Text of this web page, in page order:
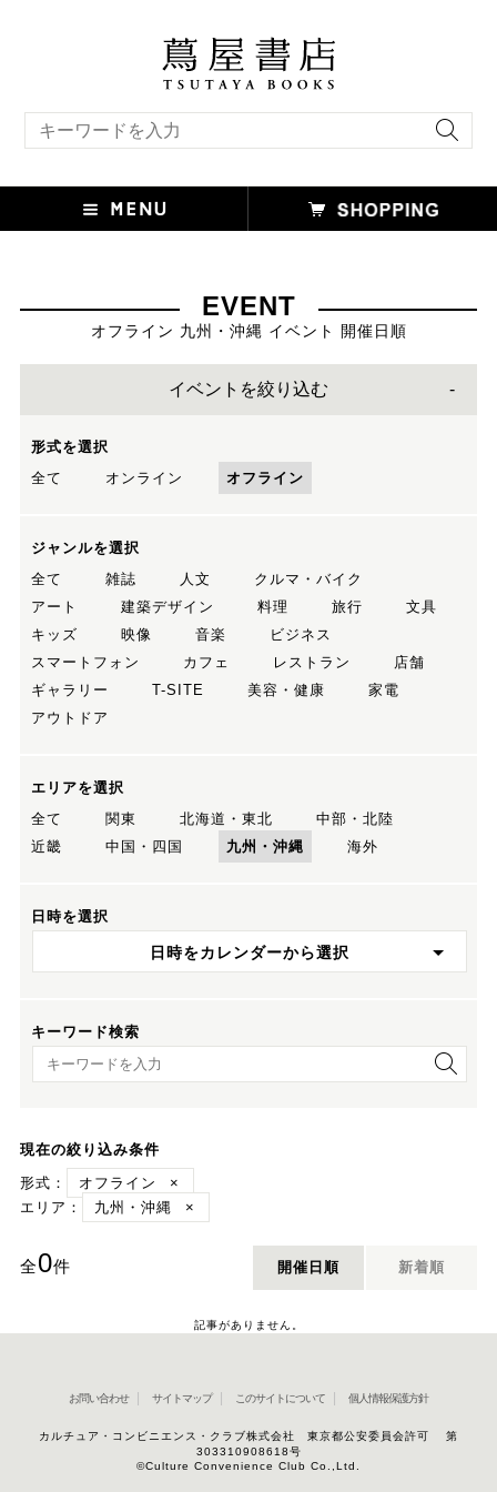
EVENT
オフライン 九州・沖縄 イベント 開催日順
イベントを絞り込む
形式を選択
全て
オンライン オフライン
ジャンルを選択
全て
雑誌 人文
クルマ・バイク
アート
建築デザイン 料理 旅行
文具
キッズ
映像 音楽
ビジネス
スマートフォン
カフェ レストラン
店舗
ギャラリー
T-SITE 美容・健康
家電
アウトドア
エリアを選択
全て
関東 北海道・東北
中部・北陸
近畿
中国・四国 九州・沖縄 海外
日時を選択
日時をカレンダーから選択
キーワード検索
キーワード検索
現在の絞り込み条件
形式：
オフライン
×
エリア：
九州・沖縄 ×
全0件 開催日順 新着順
記事がありません。
お問い合わせ サイトマップ このサイトについて 個人情報保護方針
カルチュア・コンビニエンス・クラブ株式会社 東京都公安委員会許可 第
303310908618号
©Culture Convenience Club Co.,Ltd.